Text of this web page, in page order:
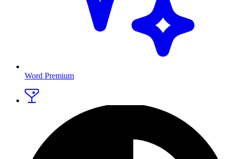
Word Premium